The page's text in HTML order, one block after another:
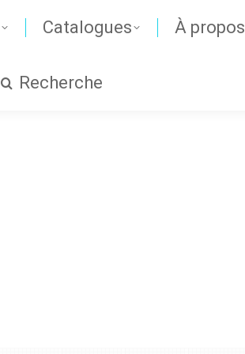
Catalogues À propos
Recherche